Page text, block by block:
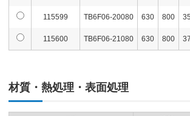
115599 TB6F06-20080 630 800
115600 TB6F06-21080 630 800
材質・熱処理・表面処理